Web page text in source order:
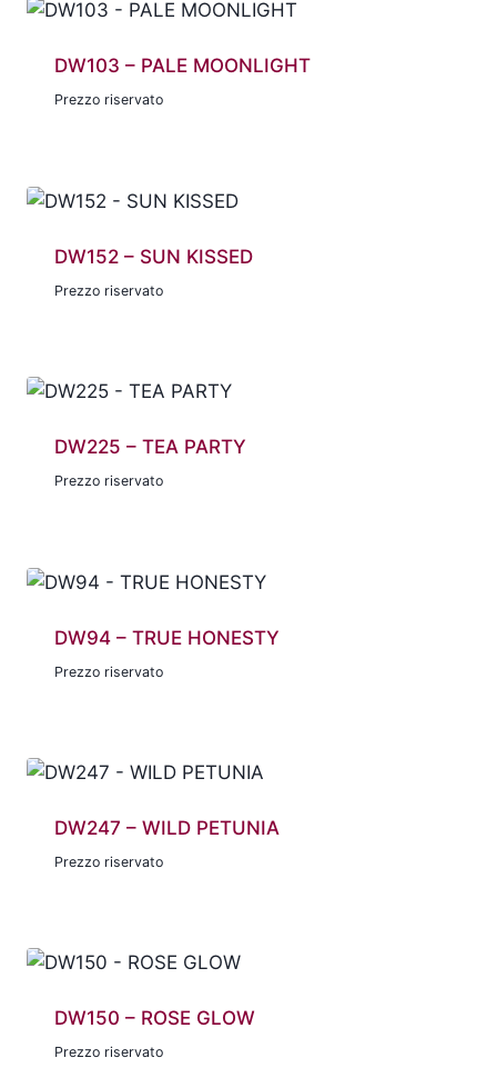
DW103 – PALE MOONLIGHT
Prezzo riservato
DW152 – SUN KISSED
Prezzo riservato
DW225 – TEA PARTY
Prezzo riservato
DW94 – TRUE HONESTY
Prezzo riservato
DW247 – WILD PETUNIA
Prezzo riservato
DW150 – ROSE GLOW
Prezzo riservato